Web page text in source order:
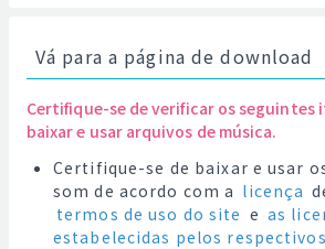
Vá para a página de download
Certifique-se de verificar os seguintes
baixar e usar arquivos de música.
Certifique-se de baixar e usar
som de acordo com a licença
termos de uso do site e as
estabelecidas pelos